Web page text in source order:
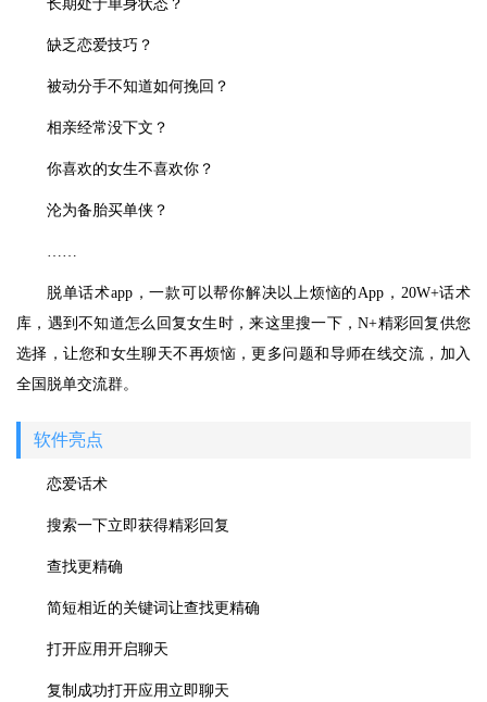
长期处于单身状态？
缺乏恋爱技巧？
被动分手不知道如何挽回？
相亲经常没下文？
你喜欢的女生不喜欢你？
沦为备胎买单侠？
脱单话术app，一款可以帮你解决以上烦恼的App，20W+话术
库，遇到不知道怎么回复女生时，来这里搜一下，N+精彩回复供您
选择，让您和女生聊天不再烦恼，更多问题和导师在线交流，加入
全国脱单交流群。
软件亮点
恋爱话术
搜索一下立即获得精彩回复
查找更精确
简短相近的关键词让查找更精确
打开应用开启聊天
复制成功打开应用立即聊天